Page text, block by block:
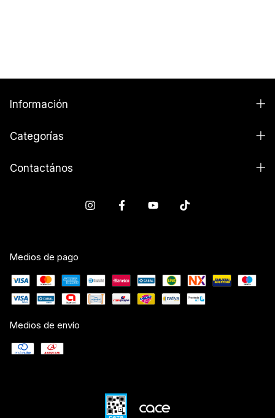
Información
Categorías
Contactános
Medios de pago
Medios de envío